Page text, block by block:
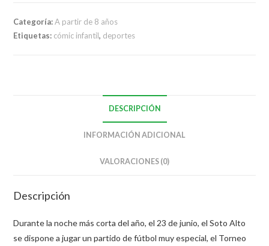
Categoría:A partir de 8 años
Etiquetas: cómic infantil, deportes
DESCRIPCIÓN
INFORMACIÓN ADICIONAL
VALORACIONES (0)
Descripción
Durante la noche más corta del año, el 23 de junio, el Soto Alto
se dispone a jugar un partido de fútbol muy especial, el Torneo